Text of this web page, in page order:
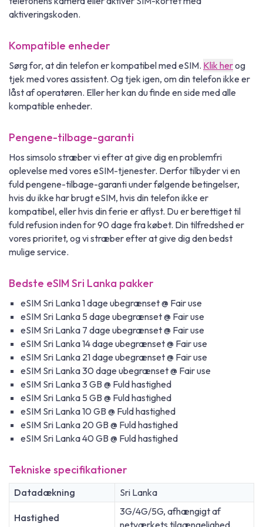
aktiveringskoden.
Kompatible enheder
Sørg for, at din telefon er kompatibel med eSIM. Klik herog
tjek med vores assistent. Og tjek igen, om din telefon ikke er
låst af operatøren. Eller her kan du finde en side med alle
kompatible enheder.
Pengene-tilbage-garanti
Hos simsolo stræber vi efter at give dig en problemfri
oplevelse med vores eSIM-tjenester. Derfor tilbyder vi en
fuld pengene-tilbage-garanti under følgende betingelser,
hvis du ikke har brugt eSIM, hvis din telefon ikke er
kompatibel, eller hvis din ferie er aflyst. Du er berettiget til
fuld refusion inden for 90 dage fra købet. Din tilfredshed er
vores prioritet, og vi stræber efter at give dig den bedst
mulige service.
Bedste eSIM Sri Lanka pakker
eSIM Sri Lanka 1 dage ubegrænset @ Fair use
eSIM Sri Lanka 5 dage ubegrænset @ Fair use
eSIM Sri Lanka 7 dage ubegrænset @ Fair use
eSIM Sri Lanka 14 dage ubegrænset @ Fair use
eSIM Sri Lanka 21 dage ubegrænset @ Fair use
eSIM Sri Lanka 30 dage ubegrænset @ Fair use
eSIM Sri Lanka 3 GB @ Fuld hastighed
eSIM Sri Lanka 5 GB @ Fuld hastighed
eSIM Sri Lanka 10 GB @ Fuld hastighed
eSIM Sri Lanka 20 GB @ Fuld hastighed
eSIM Sri Lanka 40 GB @ Fuld hastighed
Tekniske specifikationer
Datadækning Sri Lanka
Hastighed
3G/4G/5G, afhængigt af